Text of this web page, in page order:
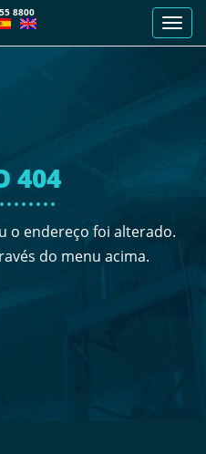
8800
de
404
o endereço foi alterado.
do menu acima.